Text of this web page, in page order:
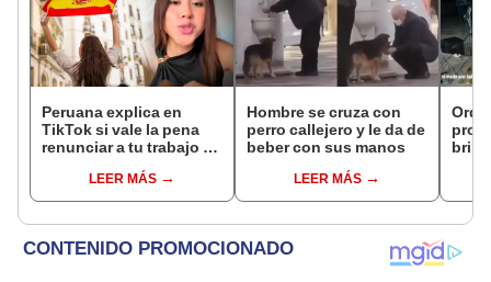
Peruana explica en
TikTok si vale la pena
renunciar a tu trabajo y
vivir a España: "Yo
arriesgué"
LEER MÁS
Hombre se cruza con
perro callejero y le da de
beber con sus manos
LEER MÁS